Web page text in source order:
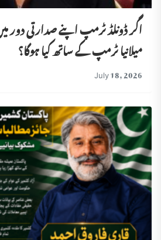
اگر ڈونلڈ ٹرمپ اپنے صدارتی دور
میلانیا ٹرمپ کے ساتھ کیا ہوگا؟
July 18, 2026